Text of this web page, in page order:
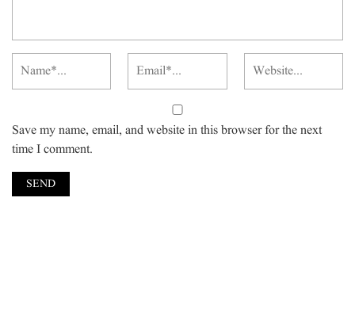
Save my name, email, and website in this browser for the next
time I comment.